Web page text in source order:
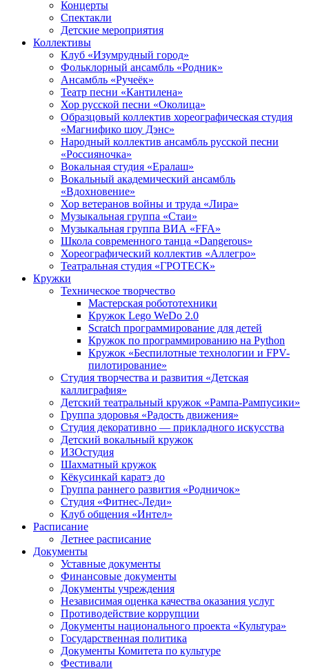
Концерты
Спектакли
Детские мероприятия
Коллективы
Клуб «Изумрудный город»
Фольклорный ансамбль «Родник»
Ансамбль «Ручеёк»
Театр песни «Кантилена»
Хор русской песни «Околица»
Образцовый коллектив хореографическая студия
«Магнифико шоу Дэнс»
Народный коллектив ансамбль русской песни
«Россияночка»
Вокальная студия «Ералаш»
Вокальный академический ансамбль
«Вдохновение»
Хор ветеранов войны и труда «Лира»
Музыкальная группа «Стаи»
Музыкальная группа ВИА «FFA»
Школа современного танца «Dangerous»
Хореографический коллектив «Аллегро»
Театральная студия «ГРОТЕСК»
Кружки
Техническое творчество
Мастерская робототехники
Кружок Lego WeDo 2.0
Scratch программирование для детей
Кружок по программированию на Python
Кружок «Беспилотные технологии и FPV-
пилотирование»
Студия творчества и развития «Детская
каллиграфия»
Детский театральный кружок «Рампа-Рампусики»
Группа здоровья «Радость движения»
Студия декоративно — прикладного искусства
Детский вокальный кружок
ИЗОстудия
Шахматный кружок
Кёкусинкай каратэ до
Группа раннего развития «Родничок»
Cтудия «Фитнес-Леди»
Клуб общения «Интел»
Расписание
Летнее расписание
Документы
Уставные документы
Финансовые документы
Документы учреждения
Независимая оценка качества оказания услуг
Противодействие коррупции
Документы национального проекта «Культура»
Государственная политика
Документы Комитета по культуре
Фестивали